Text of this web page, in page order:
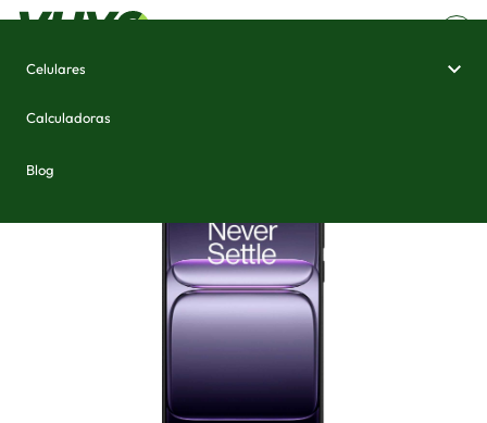
Celulares
Calculadoras
Blog